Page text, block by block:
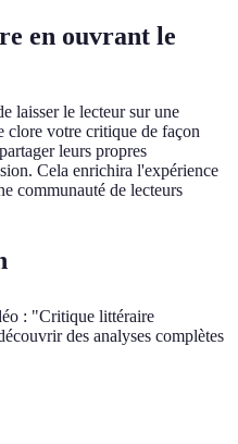
en ouvrant le
laisser le lecteur sur une
clore votre critique de façon
leurs propres
Cela enrichira l'expérience
communauté de lecteurs
: "Critique littéraire
des analyses complètes